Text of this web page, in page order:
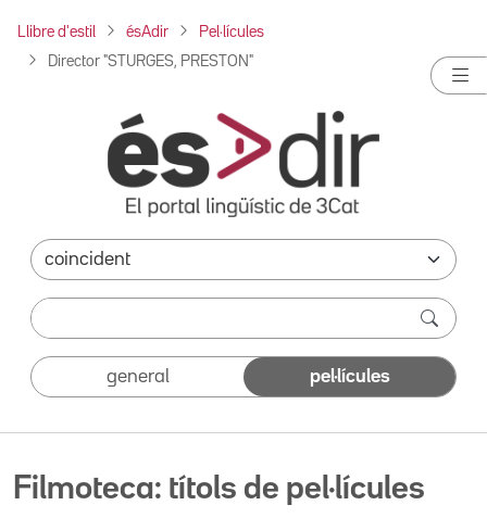
Llibre d'estil ésAdir Pel·lícules
Director "STURGES, PRESTON"
general pel·lícules
Filmoteca: títols de pel·lícules